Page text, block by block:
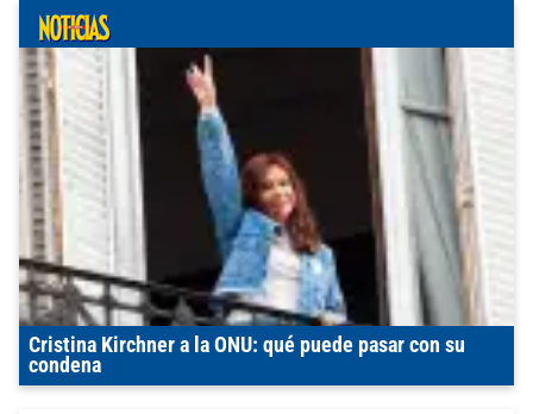
Cristina Kirchner a la ONU: qué puede pasar con su
condena